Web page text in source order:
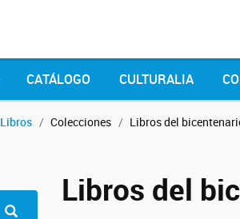
CATÁLOGO CULTURALIA
Libros Colecciones Libros del
Libros del